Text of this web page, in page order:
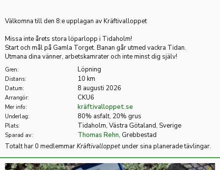
Välkomna till den 8:e upplagan av Kräftivalloppet
Missa inte årets stora löparlopp i Tidaholm!
Start och mål på Gamla Torget. Banan går utmed vackra Tidan.
Utmana dina vänner, arbetskamrater och inte minst dig själv!
Gren: Löpning
Distans: 10 km
Datum: 8 augusti 2026
Arrangör: CKU6
Mer info: kräftivalloppet.se
Underlag: 80% asfalt, 20% grus
Plats: Tidaholm, Västra Götaland, Sverige
Sparad av: Thomas Rehn, Grebbestad
Totalt har 0 medlemmarKräftivalloppetunder sina planerade tävlingar.